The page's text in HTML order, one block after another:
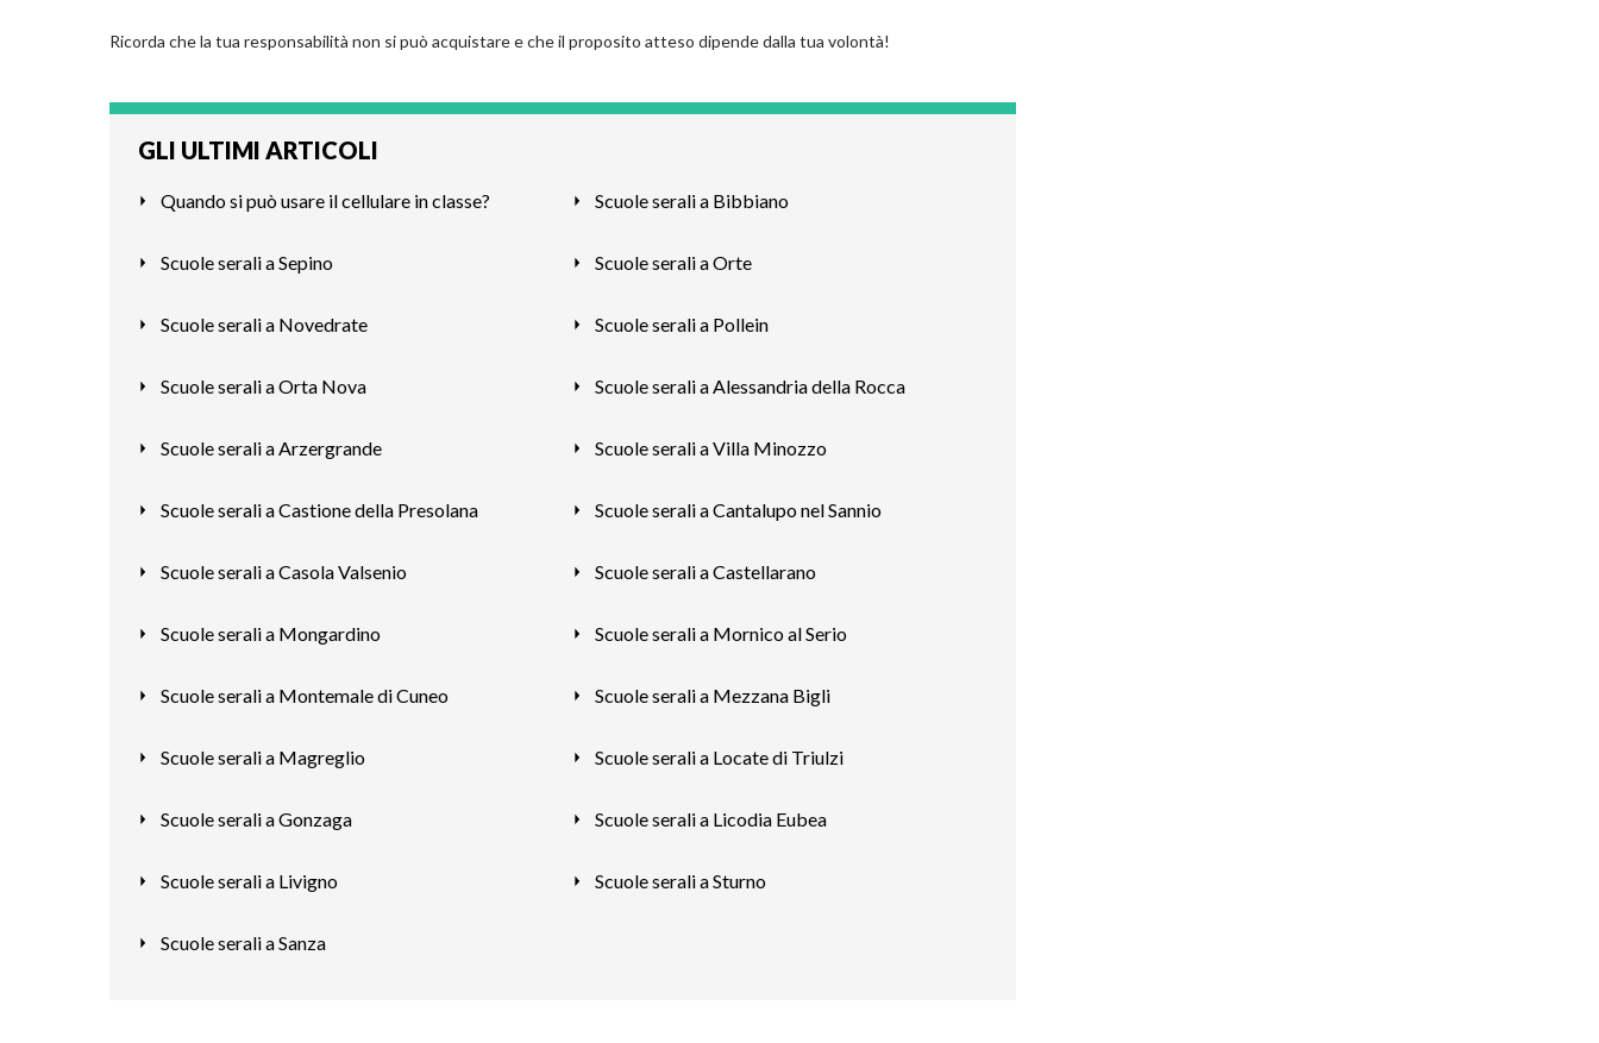
Ricorda che la tua responsabilità non si può acquistare e che il proposito atteso dipende dalla tua volontà!
GLI ULTIMI ARTICOLI
Quando si può usare il cellulare in classe? Scuole serali a Bibbiano
Scuole serali a Sepino Scuole serali a Orte
Scuole serali a Novedrate Scuole serali a Pollein
Scuole serali a Orta Nova Scuole serali a Alessandria della Rocca
Scuole serali a Arzergrande Scuole serali a Villa Minozzo
Scuole serali a Castione della Presolana Scuole serali a Cantalupo nel Sannio
Scuole serali a Casola Valsenio Scuole serali a Castellarano
Scuole serali a Mongardino Scuole serali a Mornico al Serio
Scuole serali a Montemale di Cuneo Scuole serali a Mezzana Bigli
Scuole serali a Magreglio Scuole serali a Locate di Triulzi
Scuole serali a Gonzaga Scuole serali a Licodia Eubea
Scuole serali a Livigno Scuole serali a Sturno
Scuole serali a Sanza